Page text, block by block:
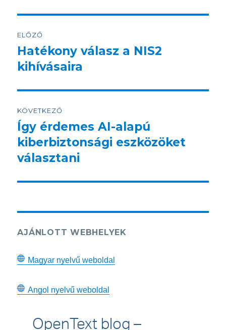
navigáció
ELŐZŐ
Korábbi
bejegyzés:
Hatékony válasz a NIS2
kihívásaira
KÖVETKEZŐ
Következő
bejegyzés:
Így érdemes AI-alapú
kiberbiztonsági eszközöket
választani
AJÁNLOTT WEBHELYEK
Magyar nyelvű weboldal
Angol nyelvű weboldal